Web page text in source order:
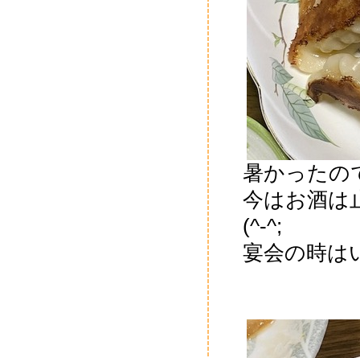
暑かったの
今はお酒
(^-^;
宴会の時は